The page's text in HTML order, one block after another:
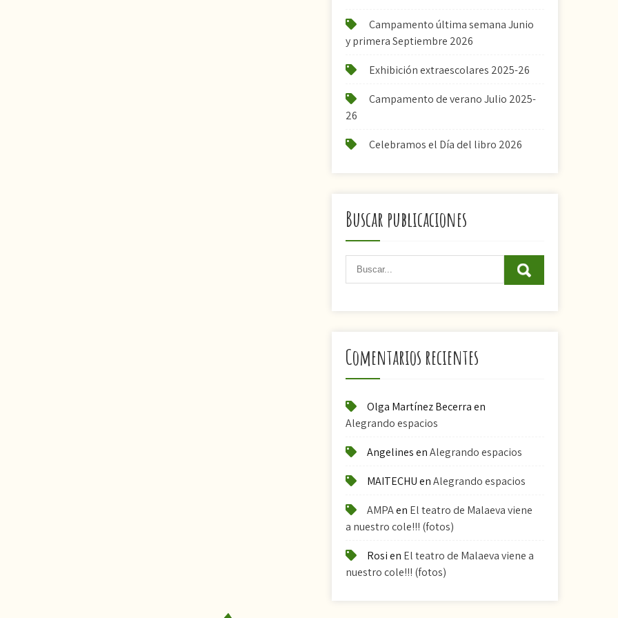
Campamento última semana Junio
y primera Septiembre 2026
Exhibición extraescolares 2025-26
Campamento de verano Julio 2025-
26
Celebramos el Día del libro 2026
Buscar publicaciones
Comentarios recientes
Olga Martínez Becerraen
Alegrando espacios
AngelinesenAlegrando espacios
MAITECHUenAlegrando espacios
AMPAen El teatro de Malaeva viene
a nuestro cole!!! (fotos)
Rosien El teatro de Malaeva viene a
nuestro cole!!! (fotos)